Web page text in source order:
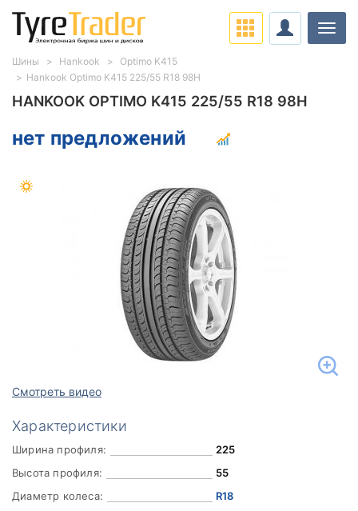
HANKOOK OPTIMO K415 225/55 R18 98H
нет предложений
Смотреть видео
Характеристики
Ширина профиля:
225
Высота профиля:
55
Диаметр колеса:
R18
Шины Hankook
Optimo K415
Hankook Optimo K415 225/55 R18 98H